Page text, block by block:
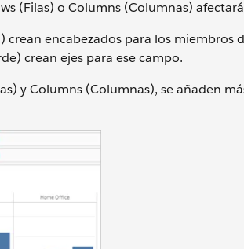
(Filas) o Columns (Columnas)
crean encabezados para los miembros
crean ejes para ese campo.
y Columns (Columnas), se añaden